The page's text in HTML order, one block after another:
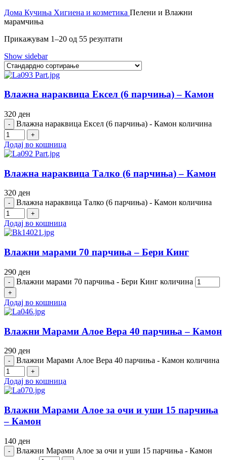
Дома Кучиња Хигиена и козметика Пелени и Влажни
марамчиња
Прикажувам 1–20 од 55 резултати
Show sidebar
Влажна нараквица Ексел (6 парчиња) – Камон
320 ден
Влажна нараквица Ексел (6 парчиња) - Камон количина
Додај во кошница
Влажна нараквица Талко (6 парчиња) – Камон
320 ден
Влажна нараквица Талко (6 парчиња) - Камон количина
Додај во кошница
Влажни марами 70 парчиња – Бери Кинг
290 ден
Влажни марами 70 парчиња - Бери Кинг количина
Додај во кошница
Влажни Марами Алое Вера 40 парчиња – Камон
290 ден
Влажни Марами Алое Вера 40 парчиња - Камон количина
Додај во кошница
Влажни Марами Алое за очи и уши 15 парчиња
– Камон
140 ден
Влажни Марами Алое за очи и уши 15 парчиња - Камон